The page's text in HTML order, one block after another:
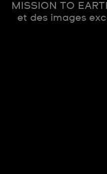
MISSION TO
et des images